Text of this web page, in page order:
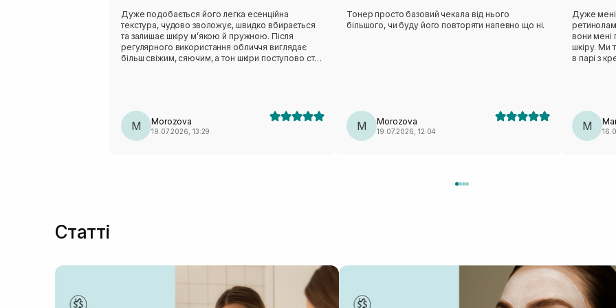
Дуже подобається його легка есенційна
текстура, чудово зволожує, швидко вбирається
та залишає шкіру м’якою й пружною. Після
регулярного використання обличчя виглядає
більш свіжим, сяючим, а тон шкіри поступово стає
M Morozova
19.07.2026, 13:29
Тонер просто базовий чекала від нього
більшого, чи буду його повторяти напевно що ні.
M Morozova
19.07.2026, 12:04
Дуже мені
вони мені
шкіру. Ми
в парі з
M
Статті